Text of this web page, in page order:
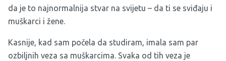
da je to najnormalnija stvar na svijetu – da ti se sviđaju i
muškarci i žene.
Kasnije, kad sam počela da studiram, imala sam par
ozbiljnih veza sa muškarcima. Svaka od tih veza je